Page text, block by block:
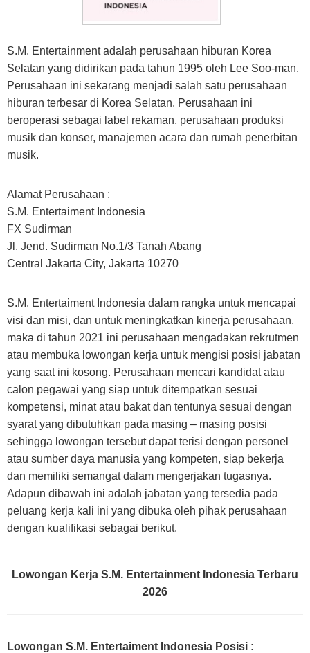
S.M. Entertainment adalah perusahaan hiburan Korea
Selatan yang didirikan pada tahun 1995 oleh Lee Soo-man.
Perusahaan ini sekarang menjadi salah satu perusahaan
hiburan terbesar di Korea Selatan. Perusahaan ini
beroperasi sebagai label rekaman, perusahaan produksi
musik dan konser, manajemen acara dan rumah penerbitan
musik.
Alamat Perusahaan :
S.M. Entertaiment Indonesia
FX Sudirman
Jl. Jend. Sudirman No.1/3 Tanah Abang
Central Jakarta City, Jakarta 10270
S.M. Entertaiment Indonesia dalam rangka untuk mencapai
visi dan misi, dan untuk meningkatkan kinerja perusahaan,
maka di tahun 2021 ini perusahaan mengadakan rekrutmen
atau membuka lowongan kerja untuk mengisi posisi jabatan
yang saat ini kosong. Perusahaan mencari kandidat atau
calon pegawai yang siap untuk ditempatkan sesuai
kompetensi, minat atau bakat dan tentunya sesuai dengan
syarat yang dibutuhkan pada masing – masing posisi
sehingga lowongan tersebut dapat terisi dengan personel
atau sumber daya manusia yang kompeten, siap bekerja
dan memiliki semangat dalam mengerjakan tugasnya.
Adapun dibawah ini adalah jabatan yang tersedia pada
peluang kerja kali ini yang dibuka oleh pihak perusahaan
dengan kualifikasi sebagai berikut.
Lowongan Kerja S.M. Entertainment Indonesia Terbaru
2026
Lowongan S.M. Entertaiment Indonesia Posisi :